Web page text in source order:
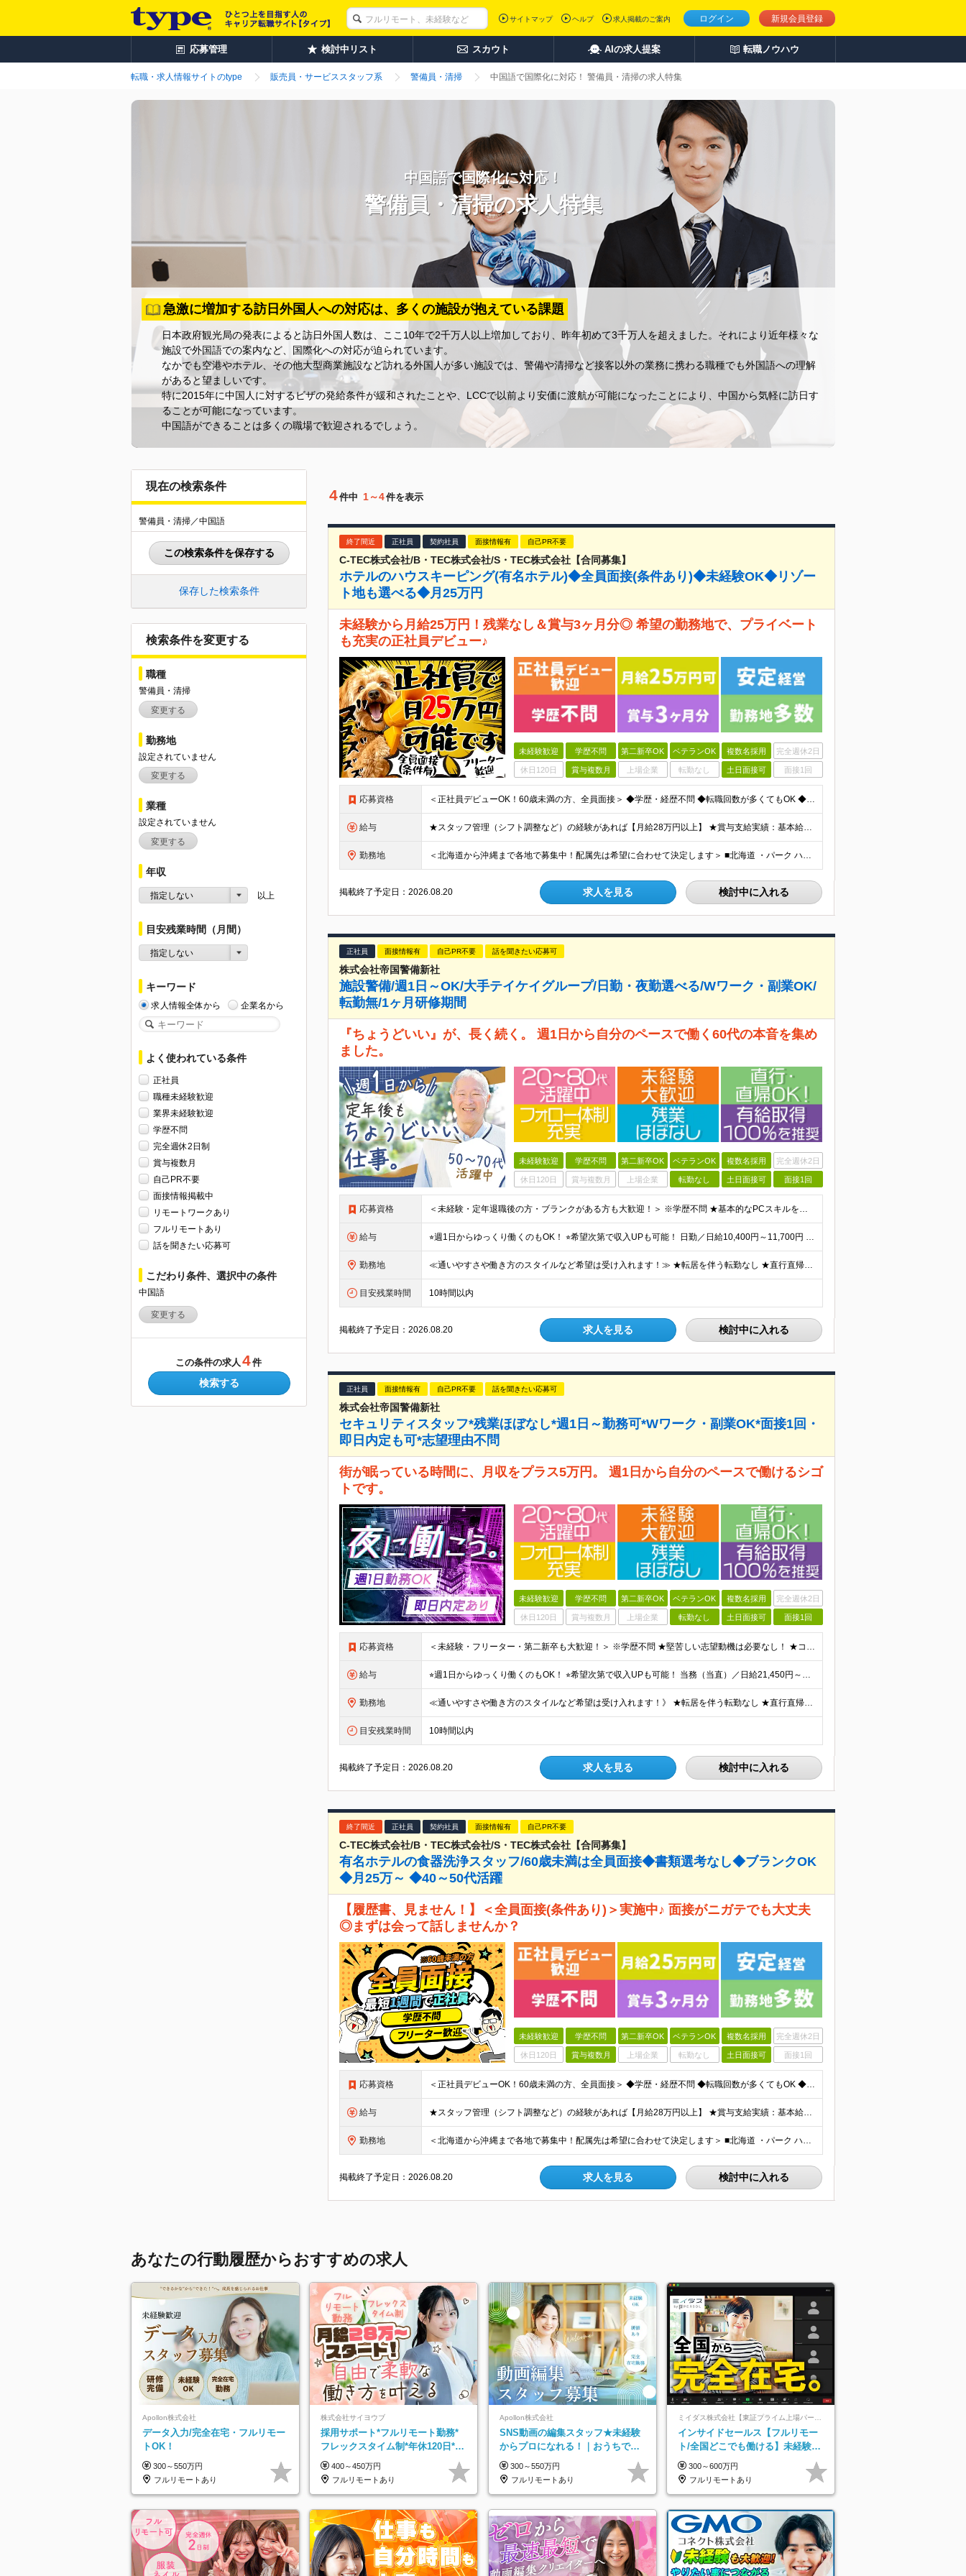
ログイン 新規会員登録
サイトマップ ヘルプ 求人掲載のご案内
応募管理 検討中リスト スカウト AIの求人提案 転職ノウハウ
転職・求人情報サイトのtype 販売員・サービススタッフ系 警備員・清掃 中国語で国際化に対応！ 警備員・清掃の求人特集
中国語で国際化に対応！
警備員・清掃の求人特集
急激に増加する訪日外国人への対応は、多くの施設が抱えている課題
日本政府観光局の発表によると訪日外国人数は、ここ10年で2千万人以上増加しており、昨年初めて3千万人を超えました。それにより近年様々な
施設で外国語での案内など、国際化への対応が迫られています。
なかでも空港やホテル、その他大型商業施設など訪れる外国人が多い施設では、警備や清掃など接客以外の業務に携わる職種でも外国語への理解
があると望ましいです。
特に2015年に中国人に対するビザの発給条件が緩和されたことや、LCCで以前より安価に渡航が可能になったことにより、中国から気軽に訪日す
ることが可能になっています。
中国語ができることは多くの職場で歓迎されるでしょう。
現在の検索条件
警備員・清掃／中国語
この検索条件を保存する
保存した検索条件
検索条件を変更する
職種
警備員・清掃
変更する
勤務地
設定されていません
変更する
業種
設定されていません
変更する
年収
指定しない 以上
目安残業時間（月間）
指定しない
キーワード
求人情報全体から 企業名から
よく使われている条件
正社員
職種未経験歓迎
業界未経験歓迎
学歴不問
完全週休2日制
賞与複数月
自己PR不要
面接情報掲載中
リモートワークあり
フルリモートあり
話を聞きたい応募可
こだわり条件、選択中の条件
中国語
変更する
この条件の求人 4件
検索する
4件中 1～4件を表示
終了間近 正社員 契約社員 面接情報有 自己PR不要
C-TEC株式会社/B・TEC株式会社/S・TEC株式会社【合同募集】
ホテルのハウスキーピング(有名ホテル)◆全員面接(条件あり)◆未経験OK◆リゾー
ト地も選べる◆月25万円
未経験から月給25万円！残業なし＆賞与3ヶ月分◎ 希望の勤務地で、プライベート
も充実の正社員デビュー♪
未経験歓迎 学歴不問 第二新卒OK ベテランOK 複数名採用 完全週休2日
休日120日 賞与複数月 上場企業 転勤なし 土日面接可 面接1回
応募資格 ＜正社員デビューOK！60歳未満の方、全員面接＞ ◆学歴・経歴不問 ◆転職回数が多くてもOK ◆未経験／第二新卒OK ◆ブランクありOK ◆60歳未満の方（※定年年齢を上限として募集するため） ☆普
給与 ★スタッフ管理（シフト調整など）の経験があれば【月給28万円以上】 ★賞与支給実績：基本給の2ヶ月分～3ヶ月分 ＝＝ライフスタイルに合わせて働き方を選べます＝＝ ■正社員 ＜未経験者＞月給25万円(
勤務地 ＜北海道から沖縄まで各地で募集中！配属先は希望に合わせて決定します＞ ■北海道 ・パーク ハイアット ニセコ HANAZONO ★住み込み可 北海道虻田郡倶知安町字岩尾別328-47 ・インターコン
掲載終了予定日：2026.08.20 求人を見る 検討中に入れる
正社員 面接情報有 自己PR不要 話を聞きたい応募可
株式会社帝国警備新社
施設警備/週1日～OK/大手テイケイグループ/日勤・夜勤選べる/Wワーク・副業OK/
転勤無/1ヶ月研修期間
『ちょうどいい』が、長く続く。 週1日から自分のペースで働く60代の本音を集め
ました。
未経験歓迎 学歴不問 第二新卒OK ベテランOK 複数名採用 完全週休2日
休日120日 賞与複数月 上場企業 転勤なし 土日面接可 面接1回
応募資格 ＜未経験・定年退職後の方・ブランクがある方も大歓迎！＞ ※学歴不問 ★基本的なPCスキルをお持ちの方は歓迎します！ ★コミュニケーションが得意でない方でも大丈夫！ ★専門知識は不要、丁寧に指導しま
給与 ⭐︎週1日からゆっくり働くのもOK！ ⭐︎希望次第で収入UPも可能！ 日勤／日給10,400円～11,700円 当務（当直）／日給21,450円～24,700円 長夜勤／日給13,650円～15,2
勤務地 ≪通いやすさや働き方のスタイルなど希望は受け入れます！≫ ★転居を伴う転勤なし ★直行直帰が基本 ★駅チカ・オープニング案件も多数 ・希望に応じて東京都内近郊、ほか神奈川・千葉・埼玉も含め、配属先を
目安残業時間 10時間以内
掲載終了予定日：2026.08.20 求人を見る 検討中に入れる
正社員 面接情報有 自己PR不要 話を聞きたい応募可
株式会社帝国警備新社
セキュリティスタッフ*残業ほぼなし*週1日～勤務可*Wワーク・副業OK*面接1回・
即日内定も可*志望理由不問
街が眠っている時間に、月収をプラス5万円。 週1日から自分のペースで働けるシゴ
トです。
未経験歓迎 学歴不問 第二新卒OK ベテランOK 複数名採用 完全週休2日
休日120日 賞与複数月 上場企業 転勤なし 土日面接可 面接1回
応募資格 ＜未経験・フリーター・第二新卒も大歓迎！＞ ※学歴不問 ★堅苦しい志望動機は必要なし！ ★コミュ力に自信がなくてもOK！ ★特別な資格や専門知識は必要ありません！ 【こんな想いをお持ちの方はぜひ
給与 ⭐︎週1日からゆっくり働くのもOK！ ⭐︎希望次第で収入UPも可能！ 当務（当直）／日給21,450円～24,700円 長夜勤／日給13,650円～15,275円 ※支給方法※ 15日締め、25日
勤務地 ≪通いやすさや働き方のスタイルなど希望は受け入れます！》 ★転居を伴う転勤なし ★直行直帰が基本 ★駅チカ・オープニング案件も多数 ・希望に応じて東京都内近郊、ほか神奈川・千葉・埼玉も含め、配属先を
目安残業時間 10時間以内
掲載終了予定日：2026.08.20 求人を見る 検討中に入れる
終了間近 正社員 契約社員 面接情報有 自己PR不要
C-TEC株式会社/B・TEC株式会社/S・TEC株式会社【合同募集】
有名ホテルの食器洗浄スタッフ/60歳未満は全員面接◆書類選考なし◆ブランクOK
◆月25万～ ◆40～50代活躍
【履歴書、見ません！】＜全員面接(条件あり)＞実施中♪ 面接がニガテでも大丈夫
◎まずは会って話しませんか？
未経験歓迎 学歴不問 第二新卒OK ベテランOK 複数名採用 完全週休2日
休日120日 賞与複数月 上場企業 転勤なし 土日面接可 面接1回
応募資格 ＜正社員デビューOK！60歳未満の方、全員面接＞ ◆学歴・経歴不問 ◆転職回数が多くてもOK ◆未経験／第二新卒OK ◆ブランクありOK ◆60歳未満の方（※定年年齢を上限として募集するため） ☆普
給与 ★スタッフ管理（シフト調整など）の経験があれば【月給28万円以上】 ★賞与支給実績：基本給の2ヶ月分～3ヶ月分 ＝＝ライフスタイルに合わせて働き方を選べます＝＝ ■正社員 ＜未経験者＞月給25万円～
勤務地 ＜北海道から沖縄まで各地で募集中！配属先は希望に合わせて決定します＞ ■北海道 ・パーク ハイアット ニセコ HANAZONO ★住み込み可 北海道虻田郡倶知安町字岩尾別328-47 ■東京都 ・
掲載終了予定日：2026.08.20 求人を見る 検討中に入れる
あなたの行動履歴からおすすめの求人
Apollon株式会社
データ入力/完全在宅・フルリモー
トOK！
300～550万円
フルリモートあり
株式会社サイヨウブ
採用サポート*フルリモート勤務*
フレックスタイム制*年休120日*土
日祝休み*残業ほぼなし*育児中社
員8割以上
400～450万円
フルリモートあり
Apollon株式会社
SNS動画の編集スタッフ★未経験
からプロになれる！｜おうちで働
くフルリモート｜残業ゼロで18時
退勤◎
300～550万円
フルリモートあり
インサイドセールス【フルリモー
ト/全国どこでも働ける】未経験
OK*土日祝休み*残業少なめ*在宅勤
務手当あり
300～600万円
フルリモートあり